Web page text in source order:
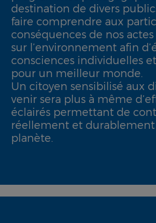
destination de divers
faire comprendre aux
conséquences de nos
sur l’environnement afin
consciences individuelles
pour un meilleur monde.
Un citoyen sensibilisé aux
venir sera plus à même
éclairés permettant de
réellement et durablement
planète.